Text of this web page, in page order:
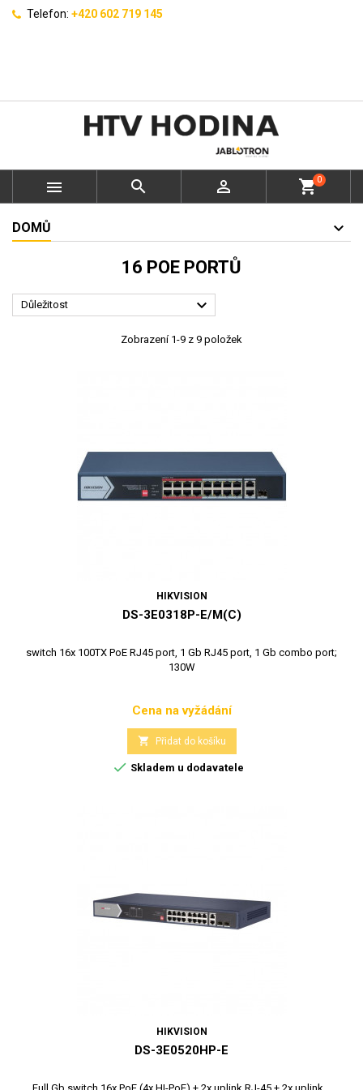
Telefon: +420 602 719 145
   shopping_cart0
DOMŮ
16 POE PORTŮ
Důležitost 
Zobrazení 1-9 z 9 položek
HIKVISION
DS-3E0318P-E/M(C)
switch 16x 100TX PoE RJ45 port, 1 Gb RJ45 port, 1 Gb combo port;
130W
Cena
Cena na vyžádání
 Přidat do košíku
 Skladem u dodavatele
HIKVISION
DS-3E0520HP-E